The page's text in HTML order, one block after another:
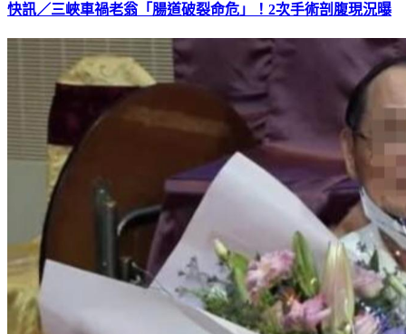
快訊／三峽車禍老翁「腸道破裂命危」！2次手術剖腹現況曝